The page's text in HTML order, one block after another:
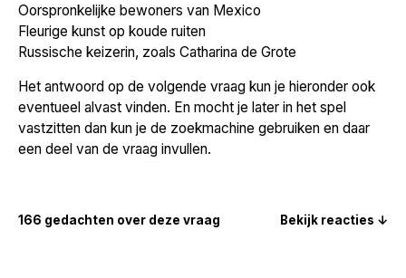
Oorspronkelijke bewoners van Mexico
Fleurige kunst op koude ruiten
Russische keizerin, zoals Catharina de Grote
Het antwoord op de volgende vraag kun je hieronder ook
eventueel alvast vinden. En mocht je later in het spel
vastzitten dan kun je de zoekmachine gebruiken en daar
een deel van de vraag invullen.
166 gedachten over deze vraag Bekijk reacties ↓